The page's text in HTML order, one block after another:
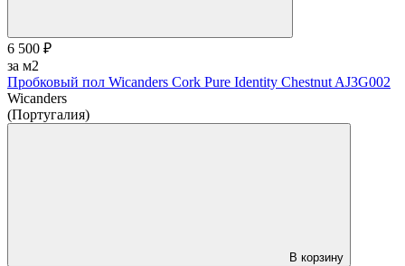
6 500 ₽
за м2
Пробковый пол Wicanders Cork Pure Identity Chestnut AJ3G002
Wicanders
(Португалия)
В корзину